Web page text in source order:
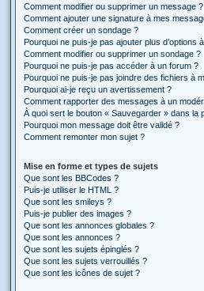
Comment modifier ou supprimer un message ?
Comment ajouter une signature à mes
Comment créer un sondage ?
Pourquoi ne puis-je pas ajouter plus d’options
Comment modifier ou supprimer un sondage ?
Pourquoi ne puis-je pas accéder à un forum ?
Pourquoi ne puis-je pas joindre des fichiers à
Pourquoi ai-je reçu un avertissement ?
Comment rapporter des messages à un
À quoi sert le bouton « Sauvegarder » dans la
Pourquoi mon message doit être validé ?
Comment remonter mon sujet ?
Mise en forme et types de sujets
Que sont les BBCodes ?
Puis-je utiliser le HTML ?
Que sont les smileys ?
Puis-je publier des images ?
Que sont les annonces globales ?
Que sont les annonces ?
Que sont les sujets épinglés ?
Que sont les sujets verrouillés ?
Que sont les icônes de sujet ?